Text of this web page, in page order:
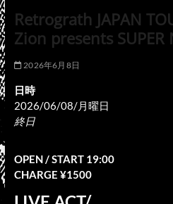
Retrograth JAPAN
Zion presents SUPER
2026年6月8日
日時
2026/06/08/月曜日
終日
OPEN / START 19:00
CHARGE ¥1500